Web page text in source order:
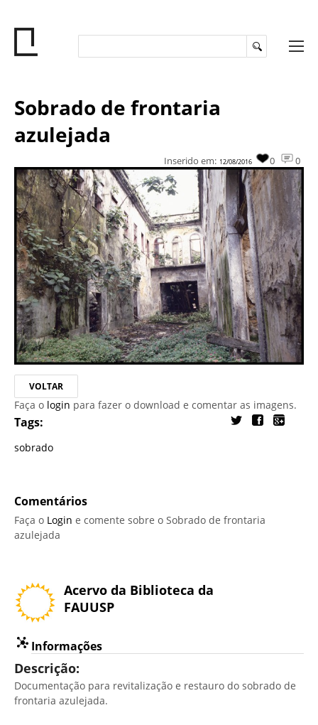
Sobrado de frontaria
azulejada
0
0
Inserido em: 12/08/2016
VOLTAR
Faça o login para fazer o download e comentar as imagens.
Tags:
sobrado
Comentários
Faça o Login e comente sobre o Sobrado de frontaria
azulejada
Acervo da Biblioteca da
FAUUSP
Informações
Descrição:
Documentação para revitalização e restauro do sobrado de
frontaria azulejada.